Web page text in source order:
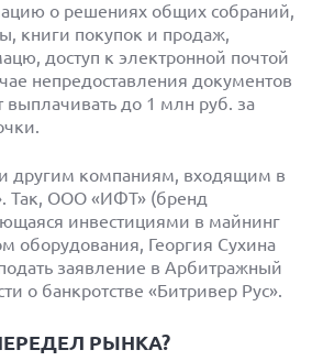
о решениях общих собраний,
книги покупок и продаж,
доступ к электронной почтой
непредоставления документов
до 1 млн руб. за
и другим компаниям, входящим в
Так, ООО «ИФТ» (бренд
инвестициями в майнинг
оборудования, Георгия Сухина
заявление в Арбитражный
о банкротстве «Битривер Рус».
РЫНКА?